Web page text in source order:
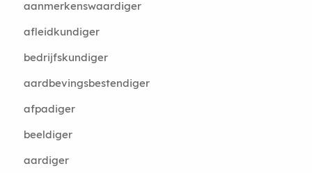
aanmerkenswaardiger
afleidkundiger
bedrijfskundiger
aardbevingsbestendiger
afpadiger
beeldiger
aardiger